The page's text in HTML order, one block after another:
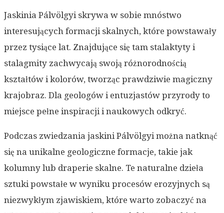
Jaskinia Pálvölgyi skrywa w sobie mnóstwo
interesujących formacji skalnych, które powstawały
przez tysiące lat. Znajdujące się tam stalaktyty i
stalagmity zachwycają swoją różnorodnością
kształtów i kolorów, tworząc prawdziwie magiczny
krajobraz. Dla geologów i entuzjastów przyrody to
miejsce pełne inspiracji i naukowych odkryć.
Podczas zwiedzania jaskini Pálvölgyi można natknąć
się na unikalne geologiczne formacje, takie jak
kolumny lub draperie skalne. Te naturalne dzieła
sztuki powstałe w wyniku procesów erozyjnych są
niezwykłym zjawiskiem, które warto zobaczyć na